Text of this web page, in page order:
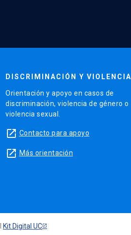
DISCRIMINACIÓN Y VIOLENCIA
Orientación y apoyo en casos de
discriminación, violencia de género o
violencia sexual.
launch Contacto para apoyo
launch Más orientación
Kit Digital UC